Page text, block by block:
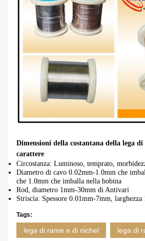
Dimensioni della costantana della lega di
carattere
Circostanza: Luminoso, temprato,
Diametro di cavo 0.02mm-1.0mm che
che 1.0mm che imballa nella bobina
Rod, diametro 1mm-30mm di Antivari
Striscia: Spessore 0.01mm-7mm, larghezza
Tags:
lega di rame e di nichel lega di